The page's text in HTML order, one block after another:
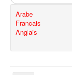
Arabe
Francais
Anglais